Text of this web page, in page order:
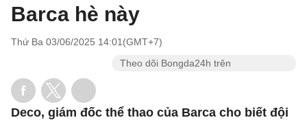
Barca hè này
Thứ Ba 03/06/2025 14:01(GMT+7)
Theo dõi Bongda24h trên
Deco, giám đốc thể thao của Barca cho biết đội